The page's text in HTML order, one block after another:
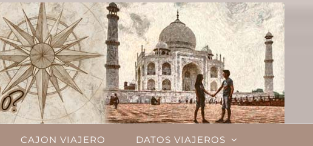
CAJON VIAJERO DATOS VIAJEROS